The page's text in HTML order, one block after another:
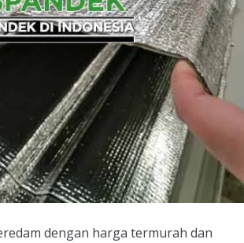
dengan harga termurah dan